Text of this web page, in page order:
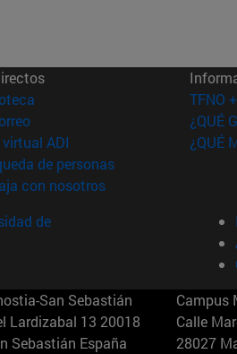
(abre en nueva ventana)
(abre en nueva ventana)
ADI (abre en nueva ventana)
de personas(abre en nueva
con nosotros(abre en nueva
TFNO
¿QUÉ
¿QUÉ
de
San Sebastián
Lardizabal 13 20018
Sebastián España
Campus
Calle
28027